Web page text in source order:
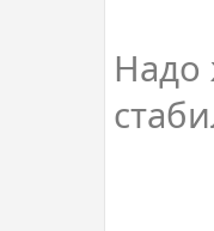
Надо